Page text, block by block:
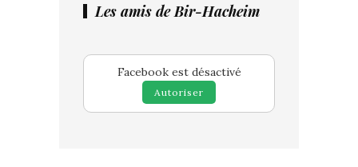
Les amis de Bir-Hacheim
Facebook est désactivé
Autoriser